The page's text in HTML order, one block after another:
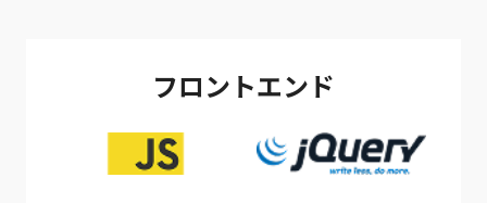
フロントエンド